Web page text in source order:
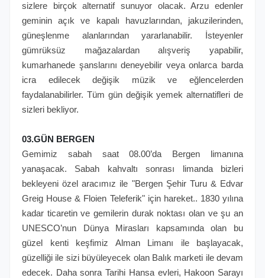
sizlere birçok alternatif sunuyor olacak. Arzu edenler
geminin açık ve kapalı havuzlarından, jakuzilerinden,
güneşlenme alanlarından yararlanabilir. İsteyenler
gümrüksüz mağazalardan alışveriş yapabilir,
kumarhanede şanslarını deneyebilir veya onlarca barda
icra edilecek değişik müzik ve eğlencelerden
faydalanabilirler. Tüm gün değişik yemek alternatifleri de
sizleri bekliyor.
03.GÜN BERGEN
Gemimiz sabah saat 08.00’da Bergen limanına
yanaşacak. Sabah kahvaltı sonrası limanda bizleri
bekleyeni özel aracımız ile "Bergen Şehir Turu & Edvar
Greig House & Floien Teleferik" için hareket.. 1830 yılına
kadar ticaretin ve gemilerin durak noktası olan ve şu an
UNESCO’nun Dünya Mirasları kapsamında olan bu
güzel kenti keşfimiz Alman Limanı ile başlayacak,
güzelliği ile sizi büyüleyecek olan Balık marketi ile devam
edecek. Daha sonra Tarihi Hansa evleri, Hakoon Sarayı